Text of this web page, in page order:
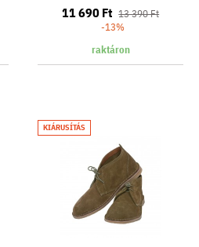
11 690 Ft 13 390 Ft
-13%
raktáron
KIÁRUSÍTÁS